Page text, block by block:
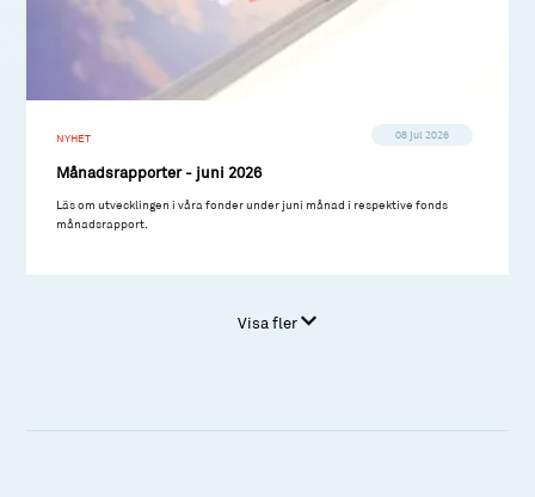
NYHET 08 jul 2026
Månadsrapporter - juni 2026
Läs om utvecklingen i våra fonder under juni månad i respektive fonds
månadsrapport.
Visa fler